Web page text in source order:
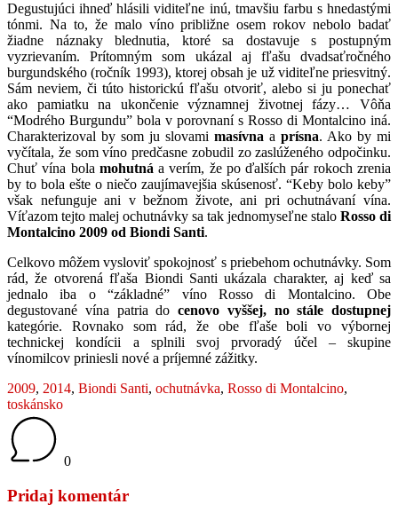
Degustujúci ihneď hlásili viditeľne inú, tmavšiu farbu s hnedastými
tónmi. Na to, že malo víno približne osem rokov nebolo badať
žiadne náznaky blednutia, ktoré sa dostavuje s postupným
vyzrievaním. Prítomným som ukázal aj fľašu dvadsaťročného
burgundského (ročník 1993), ktorej obsah je už viditeľne priesvitný.
Sám neviem, či túto historickú fľašu otvoriť, alebo si ju ponechať
ako pamiatku na ukončenie významnej životnej fázy… Vôňa
“Modrého Burgundu” bola v porovnaní s Rosso di Montalcino iná.
Charakterizoval by som ju slovami masívna a prísna. Ako by mi
vyčítala, že som víno predčasne zobudil zo zaslúženého odpočinku.
Chuť vína bola mohutnáa verím, že po ďalších pár rokoch zrenia
by to bola ešte o niečo zaujímavejšia skúsenosť. “Keby bolo keby”
však nefunguje ani v bežnom živote, ani pri ochutnávaní vína.
Víťazom tejto malej ochutnávky sa tak jednomyseľne stalo Rosso di
Montalcino 2009 od Biondi Santi.
Celkovo môžem vysloviť spokojnosť s priebehom ochutnávky. Som
rád, že otvorená fľaša Biondi Santi ukázala charakter, aj keď sa
jednalo iba o “základné” víno Rosso di Montalcino. Obe
degustované vína patria do cenovo vyššej, no stále dostupnej
kategórie. Rovnako som rád, že obe fľaše boli vo výbornej
technickej kondícii a splnili svoj prvoradý účel – skupine
vínomilcov priniesli nové a príjemné zážitky.
2009, 2014, Biondi Santi, ochutnávka, Rosso di Montalcino,
toskánsko
0
Pridaj komentár